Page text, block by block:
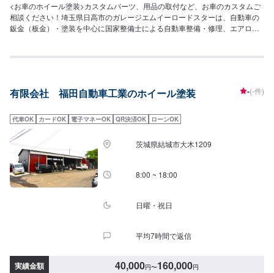
<お車のホイール塗装>カスタムパーツ、用品の取付など、お車のカスタムご
相談ください！埼玉県日高市のガレージエムイーロードスターは、自動車の
鈑金（板金）・塗装を中心に国家整備士による自動車整備・修理、エアロパ
見積りをお出ししておりますが、正しいお見積りはご入庫後、お車の状態や
ん！●匠の技術で、お客様のご希望を叶えます！【1】オファーにてお問い合
がり次第納車<代車について>自費修理、整備に限り代車の貸し出しを無料で
行っております。有償でのレンタル貸出も行っております。お気軽にご相談
下さい。※代車の燃料代はお客様にご負担いただいております。<定休日・営
業時間>定休日：月曜日営業時間：9:00~18:00
有限会社 福田自動車工業のホイール塗装 -(-件)
代車OK カードOK 電子マネーOK QR決済OK ローンOK
茨城県結城市大木1209
8:00 ~ 18:00
日曜・祝日
平均7時間で返信
実績金額 40,000円〜160,000円